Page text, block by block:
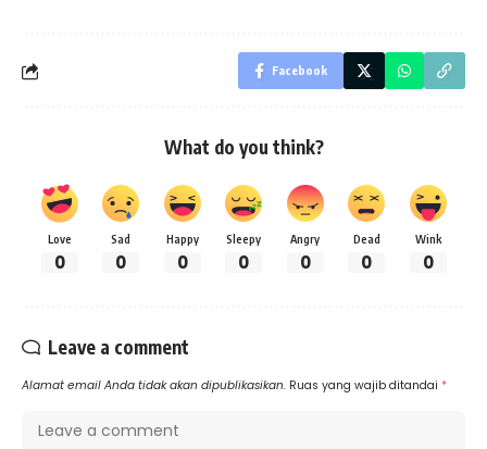
Facebook
What do you think?
Love
0
Sad
0
Happy
0
Sleepy
0
Angry
0
Dead
0
Wink
0
Leave a comment
Alamat email Anda tidak akan dipublikasikan. Ruas yang wajib ditandai *